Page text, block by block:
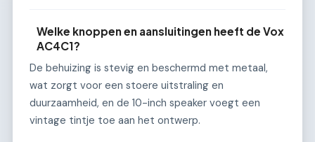
Welke knoppen en aansluitingen heeft de Vox
AC4C1?
De behuizing is stevig en beschermd met metaal,
wat zorgt voor een stoere uitstraling en
duurzaamheid, en de 10-inch speaker voegt een
vintage tintje toe aan het ontwerp.